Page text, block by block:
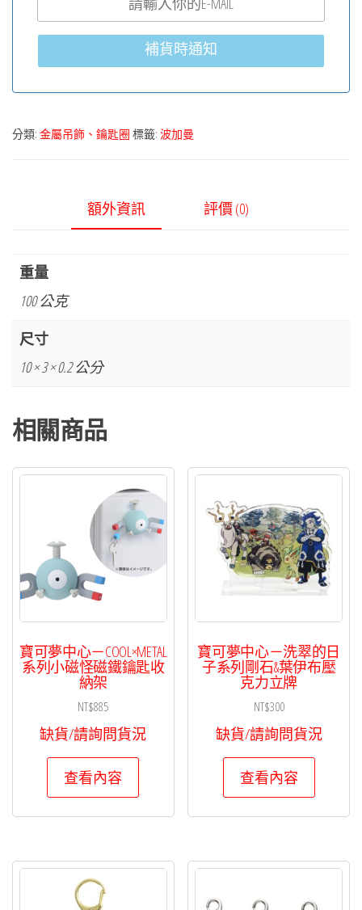
補貨時通知
分類: 金屬吊飾、鑰匙圈 標籤: 波加曼
額外資訊 評價 (0)
重量
100 公克
尺寸
10 × 3 × 0.2 公分
相關商品
寶可夢中心－COOL×METAL
系列小磁怪磁鐵鑰匙收
納架
NT$885
缺貨/請詢問貨況
查看內容
寶可夢中心－洗翠的日
子系列剛石&葉伊布壓
克力立牌
NT$300
缺貨/請詢問貨況
查看內容